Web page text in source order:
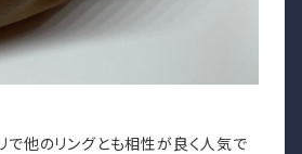
で他のリングとも相性が良く人気で